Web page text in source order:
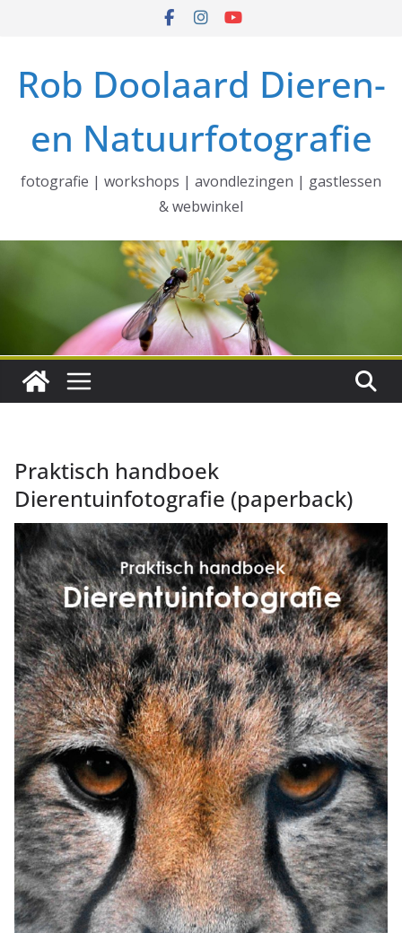
inhoud
Rob Doolaard Dieren-
en Natuurfotografie
fotografie | workshops | avondlezingen | gastlessen
& webwinkel
Praktisch handboek
Dierentuinfotografie (paperback)